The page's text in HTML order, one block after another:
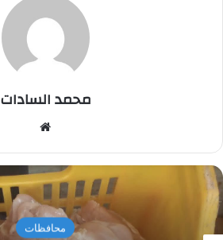
محمد السادات
محافظات